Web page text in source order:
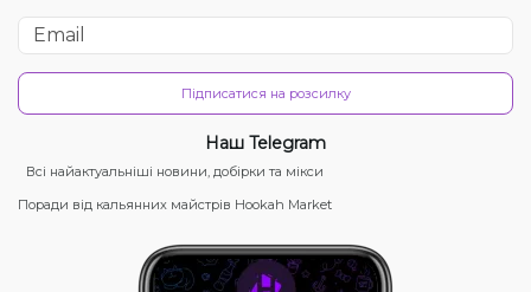
Підписатися на розсилку
Наш Telegram
Всі найактуальніші новини, добірки та мікси
Поради від кальянних майстрів Hookah Market